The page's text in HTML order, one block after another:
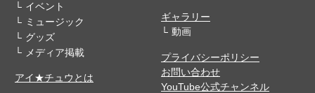
イベント
ミュージック
グッズ
メディア掲載
アイ★チュウとは
ギャラリー
動画
プライバシーポリシー
お問い合わせ
YouTube公式チャンネル